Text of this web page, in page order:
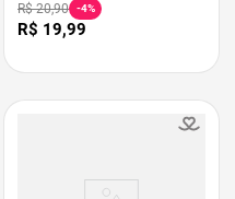
R$ 20,90 -4%
R$ 19,99